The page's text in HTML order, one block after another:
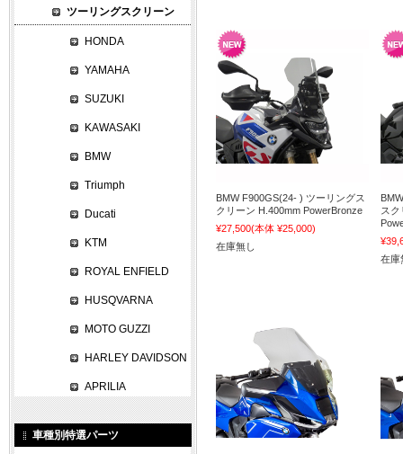
BMW F900GS(24- ) ツーリングス
クリーン H.400mm PowerBronze
¥27,500(本体 ¥25,000)
在庫無し
スク
在庫
ツーリングスクリーン
HONDA
YAMAHA
SUZUKI
KAWASAKI
BMW
Triumph
Ducati
KTM
ROYAL ENFIELD
HUSQVARNA
MOTO GUZZI
HARLEY DAVIDSON
APRILIA
車種別特選パーツ